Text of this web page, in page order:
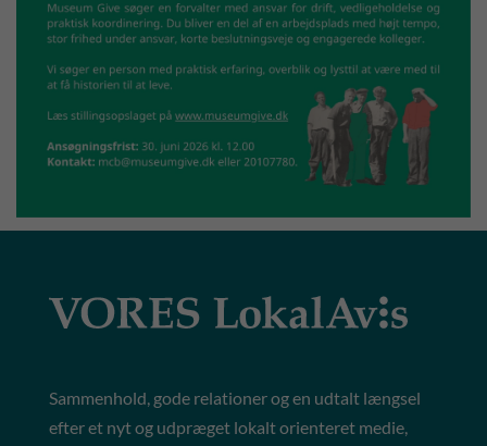
Sammenhold, gode relationer og en udtalt længsel
efter et nyt og udpræget lokalt orienteret medie,